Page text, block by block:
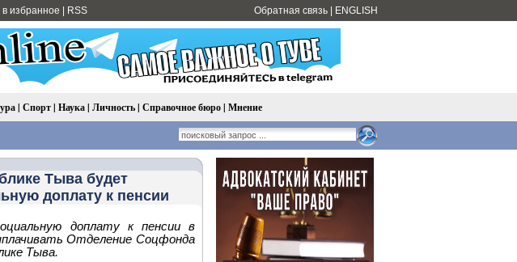
избранное RSS Обратная связь ENGLISH
| Спорт| Наука| Личность| Справочное бюро| Мнение
Тыва будет
доплату к пенсии
доплату к пенсии в
Отделение Соцфонда
Тыва.